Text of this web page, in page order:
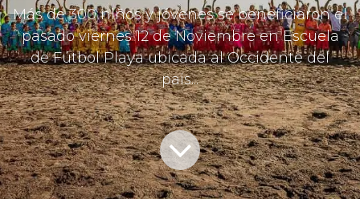
Más de 300 niños y jóvenes se beneficiaron el
pasado viernes 12 de Noviembre en Escuela
de Fútbol Playa ubicada al Occidente del
pais...